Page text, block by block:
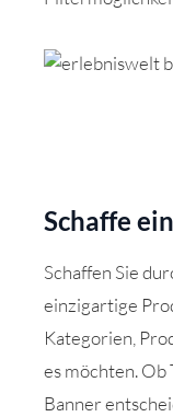
Schaffe
Schaffen Sie
einzigartige
Kategorien,
es möchten. Ob
Banner